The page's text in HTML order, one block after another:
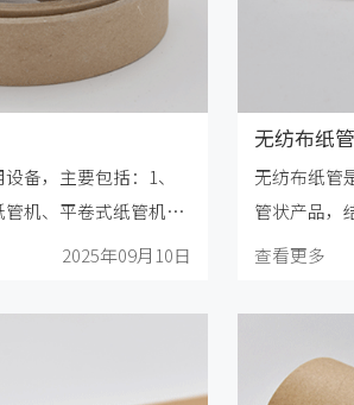
备，主要包括：1、
机、平卷式纸管机、
2025年09月10日
无纺布纸
无纺布纸管
管状产品，
势，广泛应
查看更多